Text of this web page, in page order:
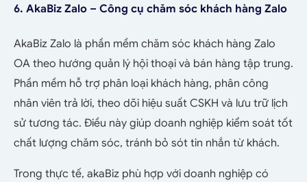
6. AkaBiz Zalo – Công cụ chăm sóc khách hàng Zalo
AkaBiz Zalo là phần mềm chăm sóc khách hàng Zalo
OA theo hướng quản lý hội thoại và bán hàng tập trung.
Phần mềm hỗ trợ phân loại khách hàng, phân công
nhân viên trả lời, theo dõi hiệu suất CSKH và lưu trữ lịch
sử tương tác. Điều này giúp doanh nghiệp kiểm soát tốt
chất lượng chăm sóc, tránh bỏ sót tin nhắn từ khách.
Trong thực tế, akaBiz phù hợp với doanh nghiệp có